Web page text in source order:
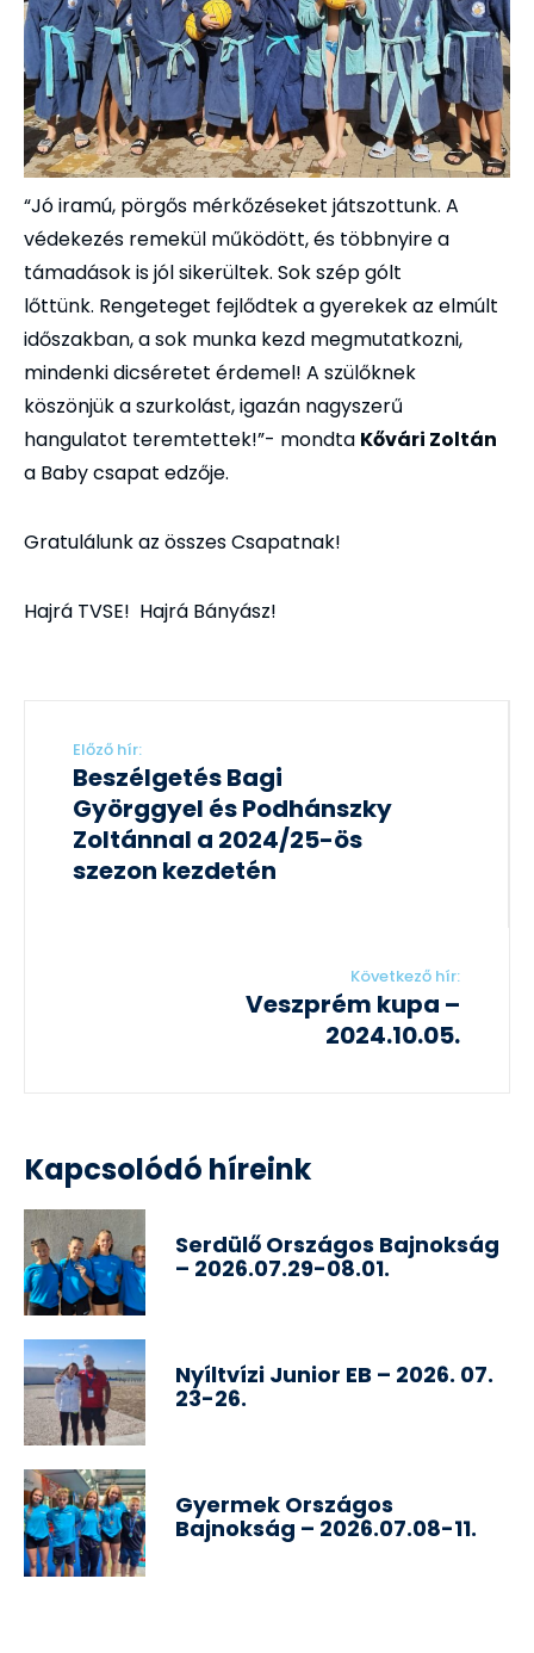
“Jó iramú, pörgős mérkőzéseket játszottunk. A
védekezés remekül működött, és többnyire a
támadások is jól sikerültek. Sok szép gólt
lőttünk. Rengeteget fejlődtek a gyerekek az elmúlt
időszakban, a sok munka kezd megmutatkozni,
mindenki dicséretet érdemel! A szülőknek
köszönjük a szurkolást, igazán nagyszerű
hangulatot teremtettek!”- mondta Kővári Zoltán
a Baby csapat edzője.
Gratulálunk az összes Csapatnak!
Hajrá TVSE! Hajrá Bányász!
Előző hír:
Beszélgetés Bagi
Györggyel és Podhánszky
Zoltánnal a 2024/25-ös
szezon kezdetén
Következő hír:
Veszprém kupa –
2024.10.05.
Kapcsolódó híreink
Serdülő Országos Bajnokság
– 2026.07.29-08.01.
Nyíltvízi Junior EB – 2026. 07.
23-26.
Gyermek Országos
Bajnokság – 2026.07.08-11.